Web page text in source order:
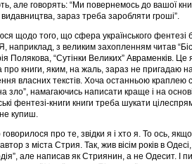
але говорять: “Ми повернемось до вашої
зараз треба заробляти гроші”.
щодо того, що сфера українського фентезі
наприклад, з великим захопленням читав
Полякова, “Сутінки Великих” Авраменків.
про книги, яким, на жаль, зараз не пригадаю
власних текстів. Хоча останньою краплею
зло”, намагаючись написати краще і на основі
фентезі-книги книги треба шукати
не купиш.
про те, звідки я і хто я. То ось,
з міста Стрия. Так, жив вісім років в
але написав як Стриянин, а не Одесит. І